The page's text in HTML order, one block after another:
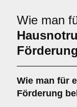
Wie man
Förderung
Wie man für
Förderung